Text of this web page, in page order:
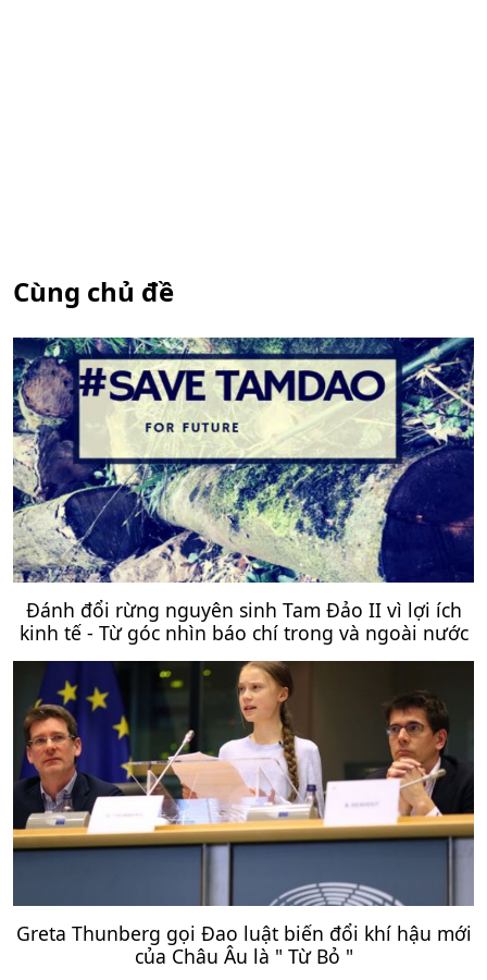
Cùng chủ đề
Đánh đổi rừng nguyên sinh Tam Đảo II vì lợi ích
kinh tế - Từ góc nhìn báo chí trong và ngoài nước
Greta Thunberg gọi Đao luật biến đổi khí hậu mới
của Châu Âu là " Từ Bỏ "